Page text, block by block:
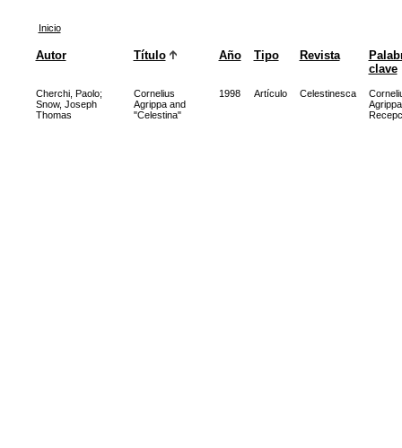
Inicio
Autor Título Año Tipo Revista
clave
Cherchi, Paolo;
Snow, Joseph
Thomas
Cornelius
Agrippa and
"Celestina"
1998 Artículo Celestinesca
Agrippa